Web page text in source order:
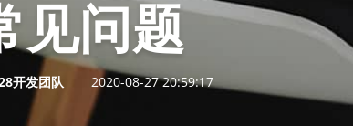
见问题
开发团队 2020-08-27 20:59:17